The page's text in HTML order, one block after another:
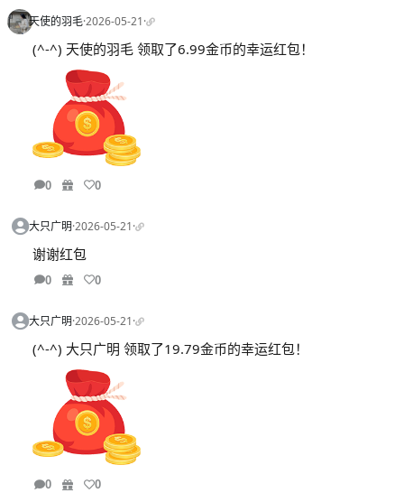
天使的羽毛·2026-05-21·
(^-^) 天使的羽毛 领取了6.99金币的幸运红包！
0 0
大只广明·2026-05-21·
谢谢红包
0 0
大只广明·2026-05-21·
(^-^) 大只广明 领取了19.79金币的幸运红包！
0 0